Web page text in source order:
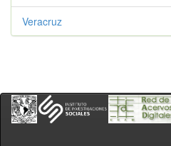
Veracruz